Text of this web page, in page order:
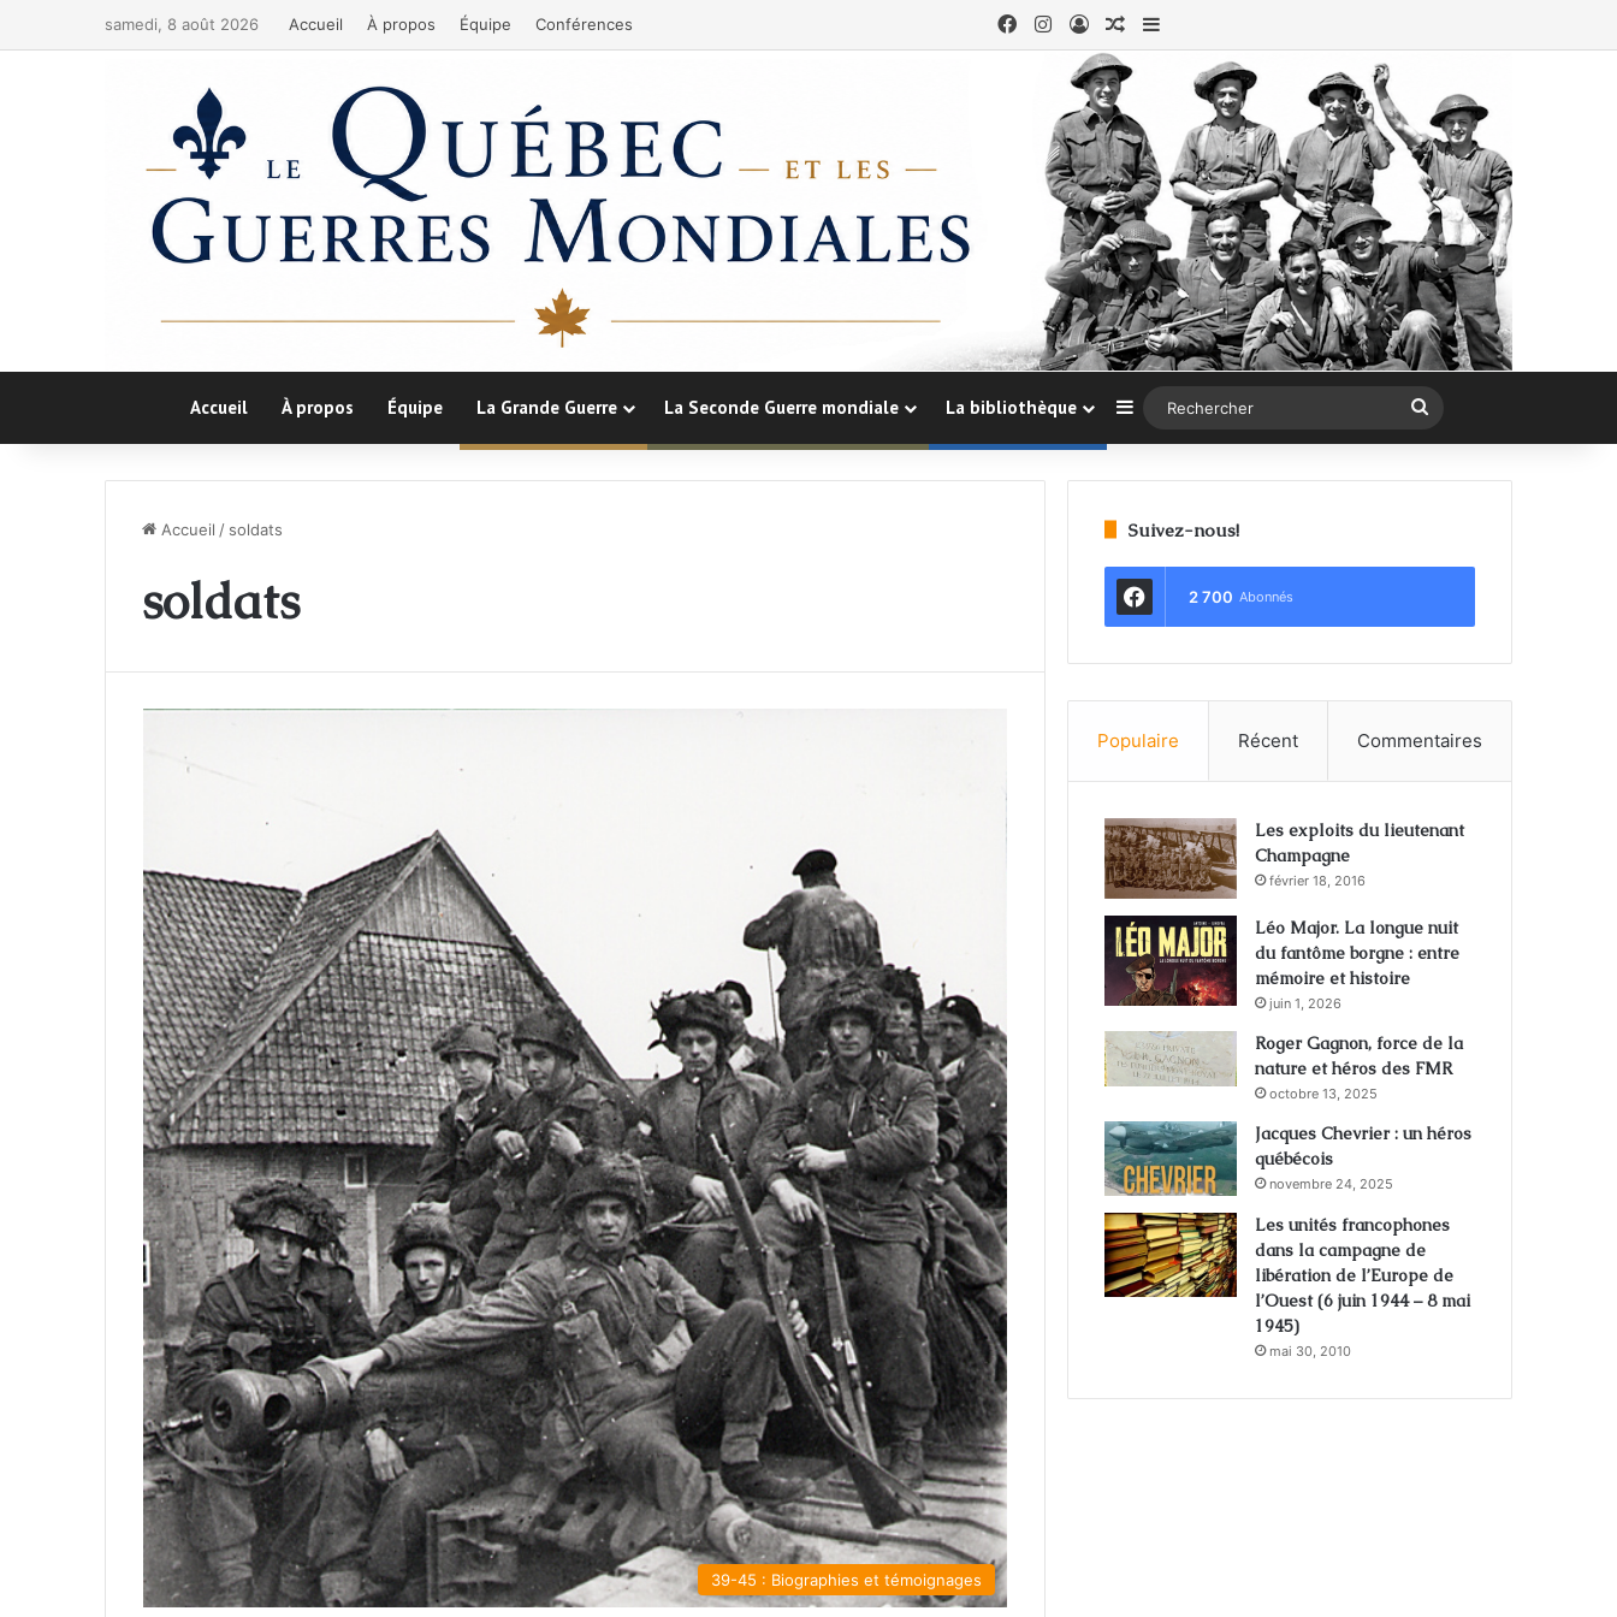
samedi, 8 août 2026 Accueil À propos Équipe Conférences Facebook
InstagramConnexion
Article au hasard
Sidebar (barre latérale)
Accueil À propos Équipe La Grande Guerre La Seconde Guerre mondiale La bibliothèque Sidebar (barre latérale)
Accueil / soldats
soldats
39-45 : Biographies et témoignages
Suivez-nous!
2 700 Abonnés
Populaire Récent Commentaires
Les exploits du lieutenant
Champagne
février 18, 2016
Léo Major. La longue nuit
du fantôme borgne : entre
mémoire et histoire
juin 1, 2026
Roger Gagnon, force de la
nature et héros des FMR
octobre 13, 2025
Jacques Chevrier : un héros
québécois
novembre 24, 2025
Les unités francophones
dans la campagne de
libération de l’Europe de
l’Ouest (6 juin 1944 – 8 mai
1945)
mai 30, 2010